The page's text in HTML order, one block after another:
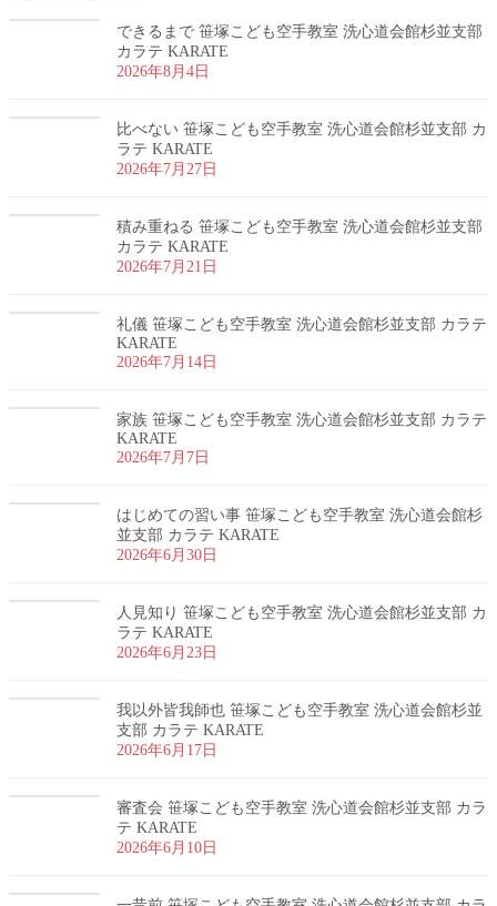
できるまで 笹塚こども空手教室 洗心道会館杉並支部
カラテ KARATE
2026年8月4日
比べない 笹塚こども空手教室 洗心道会館杉並支部 カ
ラテ KARATE
2026年7月27日
積み重ねる 笹塚こども空手教室 洗心道会館杉並支部
カラテ KARATE
2026年7月21日
礼儀 笹塚こども空手教室 洗心道会館杉並支部 カラテ
KARATE
2026年7月14日
家族 笹塚こども空手教室 洗心道会館杉並支部 カラテ
KARATE
2026年7月7日
はじめての習い事 笹塚こども空手教室 洗心道会館杉
並支部 カラテ KARATE
2026年6月30日
人見知り 笹塚こども空手教室 洗心道会館杉並支部 カ
ラテ KARATE
2026年6月23日
我以外皆我師也 笹塚こども空手教室 洗心道会館杉並
支部 カラテ KARATE
2026年6月17日
審査会 笹塚こども空手教室 洗心道会館杉並支部 カラ
テ KARATE
2026年6月10日